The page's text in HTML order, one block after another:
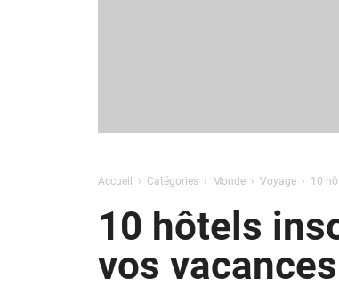
Accueil Catégories Monde Voyage 10
10 hôtels
vos vacances